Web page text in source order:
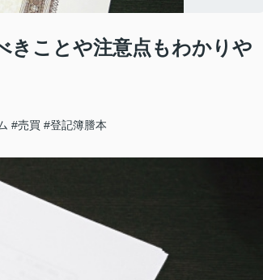
きことや注意点もわかりや
#売買 #登記簿謄本